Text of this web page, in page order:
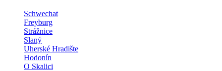
Schwechat
Freyburg
Strážnice
Slaný
Uherské Hradište
Hodonín
O Skalici